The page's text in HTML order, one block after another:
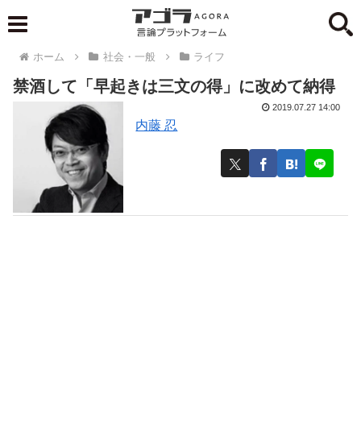
ホーム 社会・一般 ライフ
禁酒して「早起きは三文の得」に改めて納得
内藤 忍
2019.07.27 14:00